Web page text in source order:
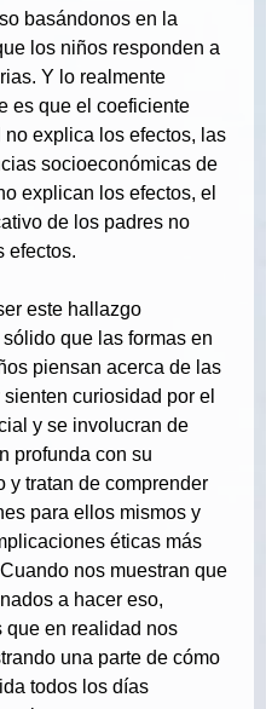
basándonos en la
los niños responden a
Y lo realmente
es que el coeficiente
no explica los efectos, las
socioeconómicas de
explican los efectos, el
de los padres no
efectos.
este hallazgo
que las formas en
piensan acerca de las
sienten curiosidad por el
y se involucran de
profunda con su
y tratan de comprender
para ellos mismos y
éticas más
nos muestran que
a hacer eso,
que en realidad nos
una parte de cómo
todos los días